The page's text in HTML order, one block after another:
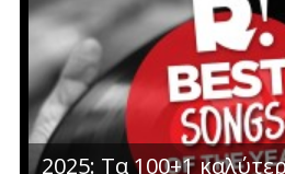
2025: Τα 100+1